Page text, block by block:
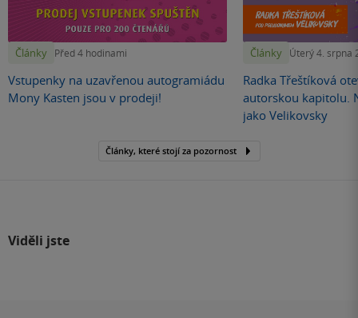
Články Před 4 hodinami
Vstupenky na uzavřenou autogramiádu
Mony Kasten jsou v prodeji!
Články Úterý 4. srpna
Radka Třeštíková
autorskou kapitolu.
jako Velikovsky
Články, které stojí za pozornost
Viděli jste